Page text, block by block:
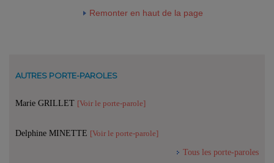
Remonter en haut de la page
AUTRES PORTE-PAROLES
Marie GRILLET [Voir le porte-parole]
Delphine MINETTE [Voir le porte-parole]
Tous les porte-paroles